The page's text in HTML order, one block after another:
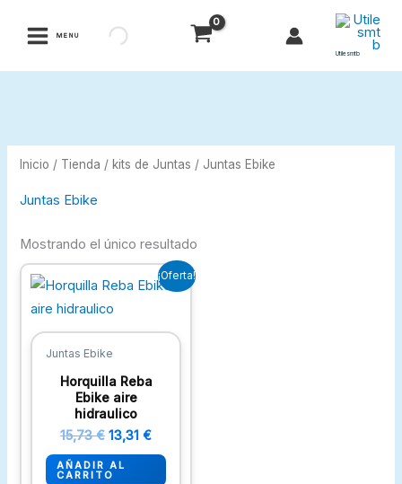
MENU
Utilesmtb
Inicio / Tienda / kits de Juntas / Juntas Ebike
Juntas Ebike
Mostrando el único resultado
¡Oferta!
Juntas Ebike
Horquilla Reba
Ebike aire
hidraulico
15,73€
precio
original
15,73 €.
13,31€
El
precio
13,31 €.
AÑADIR AL
CARRITO